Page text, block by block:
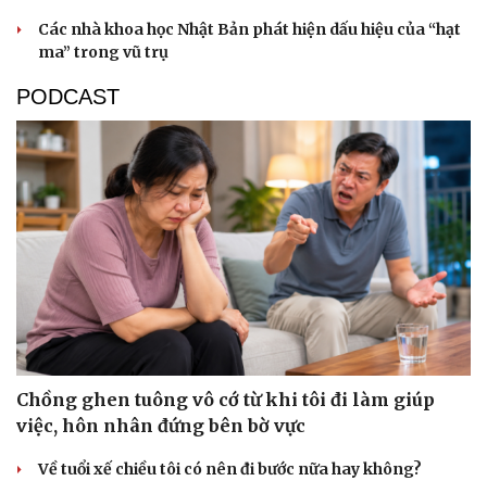
Thể thao
Bóng đá
Lịch thi đấu bóng đá
Thế giới thể thao
eSports
Hậu trường
Ô tô - Xe máy
Ô tô
Xe máy
Tư vấn
Các nhà khoa học Nhật Bản phát hiện dấu hiệu của “hạt
ma” trong vũ trụ
PODCAST
Chồng ghen tuông vô cớ từ khi tôi đi làm giúp
việc, hôn nhân đứng bên bờ vực
Về tuổi xế chiều tôi có nên đi bước nữa hay không?